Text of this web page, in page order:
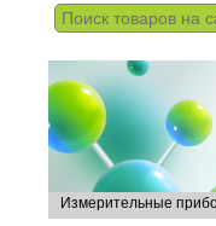
Измерительные